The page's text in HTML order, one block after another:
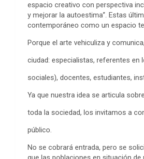
espacio creativo con perspectiva
y mejorar la autoestima”. Estas
contemporáneo como un espacio
Porque el arte vehiculiza y
ciudad: especialistas, referentes
sociales), docentes, estudiantes,
Ya que nuestra idea se articula
toda la sociedad, los invitamos a
público.
No se cobrará entrada, pero se